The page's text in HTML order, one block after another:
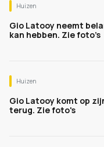
Huizen
Gio Latooy neemt
kan hebben. Zie foto’s
Huizen
Gio Latooy komt op
terug. Zie foto's